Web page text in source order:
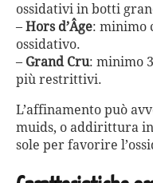
ossidativi in botti
– Hors d’Âge: minimo
ossidativo.
– Grand Cru: minimo
più restrittivi.
L’affinamento può
muids, o addirittura
sole per favorire